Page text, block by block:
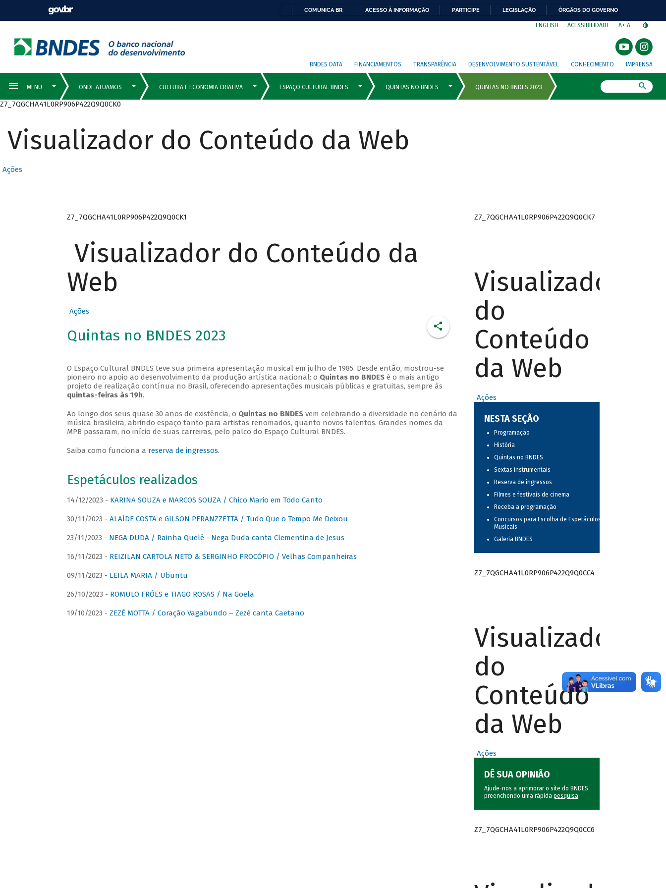
COMUNICA BR ACESSO À INFORMAÇÃO PARTICIPE LEGISLAÇÃO ÓRGÃOS DO GOVERNO
ENGLISH ACESSIBILIDADE A+ A-
BNDES DATA FINANCIAMENTOS TRANSPARÊNCIA DESENVOLVIMENTO SUSTENTÁVEL CONHECIMENTO IMPRENSA
Z7_7QGCHA41L0RP906P422Q9Q0CK0
Visualizador do Conteúdo da Web
Ações
Z7_7QGCHA41L0RP906P422Q9Q0CK1
Visualizador do Conteúdo da
Web
Ações
Quintas no BNDES 2023
O Espaço Cultural BNDES teve sua primeira apresentação musical em julho de 1985. Desde então, mostrou-se
pioneiro no apoio ao desenvolvimento da produção artística nacional: o Quintas no BNDESé o mais antigo
projeto de realização contínua no Brasil, oferecendo apresentações musicais públicas e gratuitas, sempre às
quintas-feiras às 19h.
Ao longo dos seus quase 30 anos de existência, o Quintas no BNDESvem celebrando a diversidade no cenário da
música brasileira, abrindo espaço tanto para artistas renomados, quanto novos talentos. Grandes nomes da
MPB passaram, no início de suas carreiras, pelo palco do Espaço Cultural BNDES.
Saiba como funciona a reserva de ingressos.
Espetáculos realizados
14/12/2023 - KARINA SOUZA e MARCOS SOUZA / Chico Mario em Todo Canto
30/11/2023 - ALAÍDE COSTA e GILSON PERANZZETTA / Tudo Que o Tempo Me Deixou
23/11/2023 - NEGA DUDA / Rainha Quelê - Nega Duda canta Clementina de Jesus
16/11/2023 - REIZILAN CARTOLA NETO & SERGINHO PROCÓPIO / Velhas Companheiras
09/11/2023 - LEILA MARIA / Ubuntu
26/10/2023 - ROMULO FRÓES e TIAGO ROSAS / Na Goela
19/10/2023 - ZEZÉ MOTTA / Coração Vagabundo – Zezé canta Caetano
Z7_7QGCHA41L0RP906P422Q9Q0CK7
Visualizador
do
Conteúdo
da Web
Ações
NESTA SEÇÃO
Programação
História
Quintas no BNDES
Sextas instrumentais
Reserva de ingressos
Filmes e festivais de cinema
Receba a programação
Concursos para Escolha de Espetáculos
Musicais
Galeria BNDES
Z7_7QGCHA41L0RP906P422Q9Q0CC4
Visualizador
do
Conteúdo
da Web
Ações
DÊ SUA OPINIÃO
Ajude-nos a aprimorar o site do BNDES
preenchendo uma rápida pesquisa.
Z7_7QGCHA41L0RP906P422Q9Q0CC6